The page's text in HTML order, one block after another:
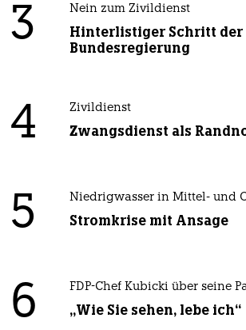
3 Nein zum Zivildienst
Hinterlistiger Schritt der
Bundesregierung
4 Zivildienst
Zwangsdienst als
5 Niedrigwasser in Mittel- und
Stromkrise mit Ansage
6 FDP-Chef Kubicki über seine
„Wie Sie sehen, lebe ich“